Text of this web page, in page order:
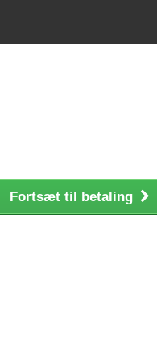
Fortsæt til betaling